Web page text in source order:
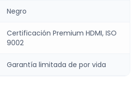
Negro
Certificación Premium HDMI, ISO
9002
Garantía limitada de por vida